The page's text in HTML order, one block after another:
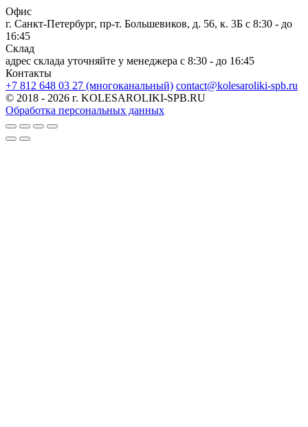
Офис
г. Санкт-Петербург, пр-т. Большевиков, д. 56, к. 3Б c 8:30 - до
16:45
Склад
адрес склада уточняйте у менеджера c 8:30 - до 16:45
Контакты
+7 812 648 03 27 (многоканальный) contact@kolesaroliki-spb.ru
© 2018 - 2026 г. KOLESAROLIKI-SPB.RU
Обработка персональных данных